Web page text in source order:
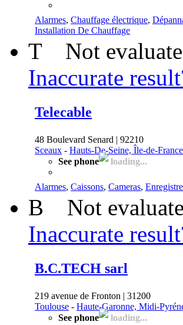
Alarmes, Chauffage électrique,
Installation De Chauffage
T Not
Inaccurate
Telecable
48 Boulevard Senard | 92210
Sceaux - Hauts-De-Seine, Île-de-France
See phone
loading...
Alarmes, Caissons, Cameras,
B Not
Inaccurate
B.C.TECH sarl
219 avenue de Fronton | 31200
Toulouse - Haute-Garonne, Midi-
See phone
loading...